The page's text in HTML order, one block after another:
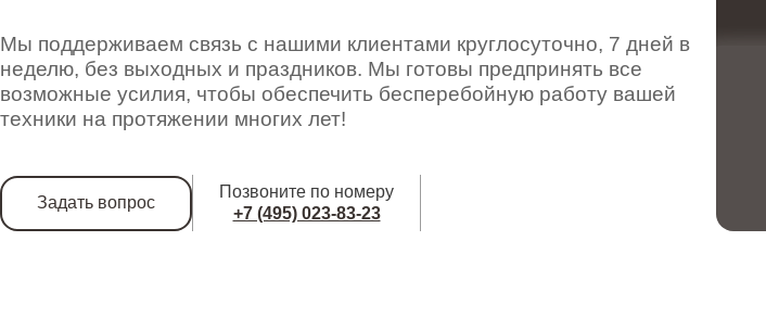
Ремонт терморегулятора
Ремонт прокладок
Мы поддерживаем связь с нашими клиентами круглосуточно, 7 дней в
неделю, без выходных и праздников. Мы готовы предпринять все
возможные усилия, чтобы обеспечить бесперебойную работу вашей
техники на протяжении многих лет!
Задать вопрос
Позвоните по номеру
+7 (495) 023-83-23